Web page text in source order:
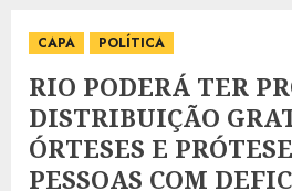
CAPA POLÍTICA
RIO PODERÁ TER
DISTRIBUIÇÃO
ÓRTESES E
PESSOAS COM